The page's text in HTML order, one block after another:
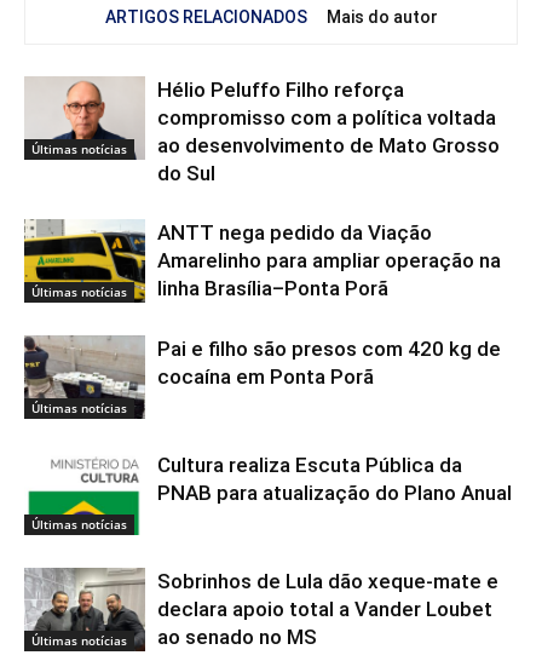
ARTIGOS RELACIONADOS Mais do autor
Últimas notícias
Hélio Peluffo Filho reforça
compromisso com a política voltada
ao desenvolvimento de Mato Grosso
do Sul
Últimas notícias
ANTT nega pedido da Viação
Amarelinho para ampliar operação na
linha Brasília–Ponta Porã
Últimas notícias
Pai e filho são presos com 420 kg de
cocaína em Ponta Porã
Últimas notícias
Cultura realiza Escuta Pública da
PNAB para atualização do Plano Anual
Últimas notícias
Sobrinhos de Lula dão xeque-mate e
declara apoio total a Vander Loubet
ao senado no MS